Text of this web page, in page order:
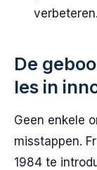
verbeteren.
De
les in
Geen enkele
misstappen.
1984 te